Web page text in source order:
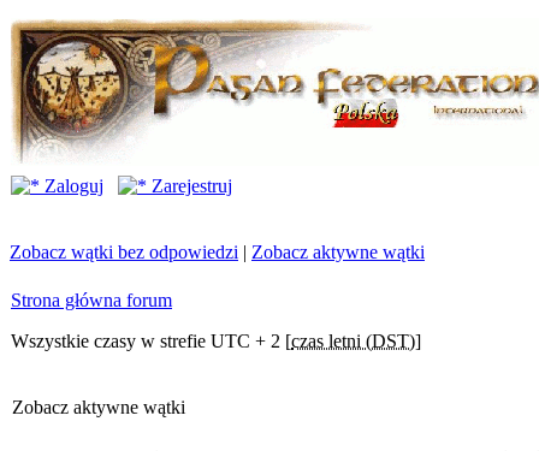
Zaloguj Zarejestruj
Zobacz wątki bez odpowiedzi | Zobacz aktywne wątki
Strona główna forum
Wszystkie czasy w strefie UTC + 2 [czas letni (DST)]
Zobacz aktywne wątki